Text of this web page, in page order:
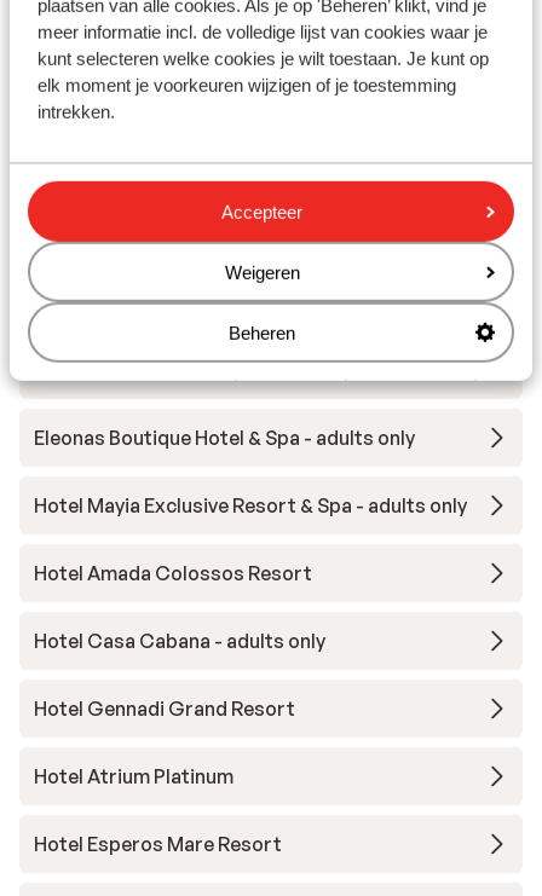
plaatsen van alle cookies. Als je op 'Beheren’ klikt, vind je
meer informatie incl. de volledige lijst van cookies waar je
kunt selecteren welke cookies je wilt toestaan. Je kunt op
elk moment je voorkeuren wijzigen of je toestemming
intrekken.
Accepteer
Weigeren
Beheren
Ziekenhuis: 13 km
Andere accommodaties in Rhodos
Hotel Cabu - adults only
Hotel Casa Cook - adults only
Hotel Moscha - adults only
Hotel Sentido Port Royal Villas & Spa - adults only
Eleonas Boutique Hotel & Spa - adults only
Hotel Mayia Exclusive Resort & Spa - adults only
Hotel Amada Colossos Resort
Hotel Casa Cabana - adults only
Hotel Gennadi Grand Resort
Hotel Atrium Platinum
Hotel Esperos Mare Resort